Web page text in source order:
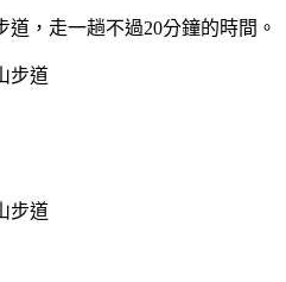
，走一趟不過20分鐘的時間。